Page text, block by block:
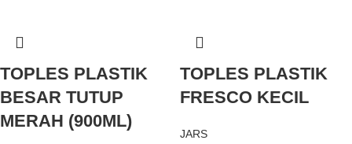
TOPLES PLASTIK
BESAR TUTUP
MERAH (900ML)
TOPLES PLASTIK
FRESCO KECIL
JARS